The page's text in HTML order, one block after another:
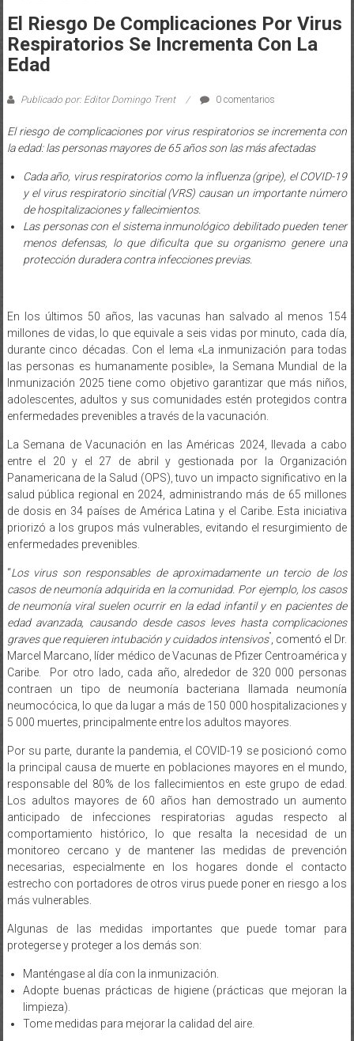
Respiratorios Se Incrementa Con La
Edad
la edad: las personas mayores de 65 años son las más afectadas
y el virus respiratorio sincitial (VRS) causan un importante número
de hospitalizaciones y fallecimientos.
Las personas con el sistema inmunológico debilitado pueden tener
menos defensas, lo que dificulta que su organismo genere una
protección duradera contra infecciones previas.
millones de vidas, lo que equivale a seis vidas por minuto, cada día,
durante cinco décadas. Con el lema «La inmunización para todas
las personas es humanamente posible», la Semana Mundial de la
Inmunización 2025 tiene como objetivo garantizar que más niños,
adolescentes, adultos y sus comunidades estén protegidos contra
enfermedades prevenibles a través de la vacunación.
entre el 20 y el 27 de abril y gestionada por la Organización
Panamericana de la Salud (OPS), tuvo un impacto significativo en la
salud pública regional en 2024, administrando más de 65 millones
de dosis en 34 países de América Latina y el Caribe. Esta iniciativa
priorizó a los grupos más vulnerables, evitando el resurgimiento de
enfermedades prevenibles.
casos de neumonía adquirida en la comunidad. Por ejemplo, los casos
de neumonía viral suelen ocurrir en la edad infantil y en pacientes de
edad avanzada, causando desde casos leves hasta complicaciones
graves que requieren intubación y cuidados intensivos , comentó el Dr.
Marcel Marcano, líder médico de Vacunas de Pfizer Centroamérica y
Caribe. Por otro lado, cada año, alrededor de 320 000 personas
contraen un tipo de neumonía bacteriana llamada neumonía
neumocócica, lo que da lugar a más de 150 000 hospitalizaciones y
5 000 muertes, principalmente entre los adultos mayores.
la principal causa de muerte en poblaciones mayores en el mundo,
responsable del 80% de los fallecimientos en este grupo de edad.
Los adultos mayores de 60 años han demostrado un aumento
anticipado de infecciones respiratorias agudas respecto al
comportamiento histórico, lo que resalta la necesidad de un
monitoreo cercano y de mantener las medidas de prevención
necesarias, especialmente en los hogares donde el contacto
estrecho con portadores de otros virus puede poner en riesgo a los
más vulnerables.
protegerse y proteger a los demás son:
Adopte buenas prácticas de higiene (prácticas que mejoran la
limpieza).
Tome medidas para mejorar la calidad del aire.